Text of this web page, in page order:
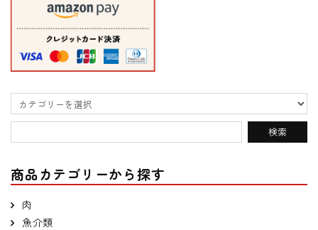
商品カテゴリーから探す
肉
魚介類